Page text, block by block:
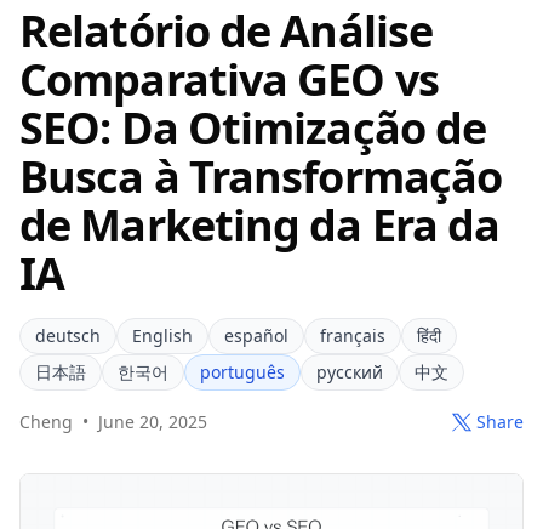
Relatório de Análise
Comparativa GEO vs
SEO: Da Otimização de
Busca à Transformação
de Marketing da Era da
IA
deutsch English español français
हिंदी
日本語
한국어 português русский 中文
Cheng • June 20, 2025 Share